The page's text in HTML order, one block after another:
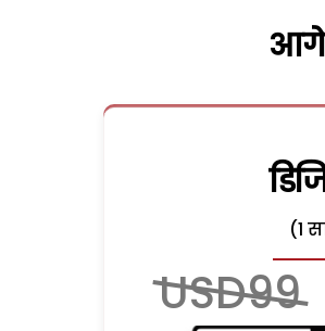
आगे
(1
USD99